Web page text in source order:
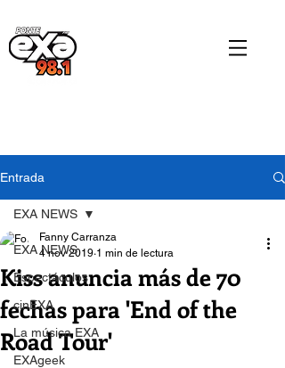
Entrada
EXA NEWS
Espectáculos
cinEXA
La música EXA
EXAgeek
EXA NEWS
Kiss anuncia más de 70
fechas para 'End of the
Road Tour'
Fanny Carranza
4 nov 2019 1 min de lectura